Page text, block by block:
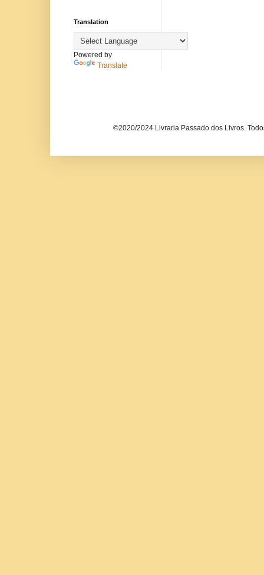
Translation
Powered by
Translate
©2020/2024 Livraria Passado dos Livros.